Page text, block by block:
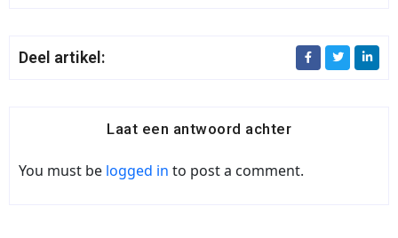
Deel artikel:
Laat een antwoord achter
You must be logged in to post a comment.